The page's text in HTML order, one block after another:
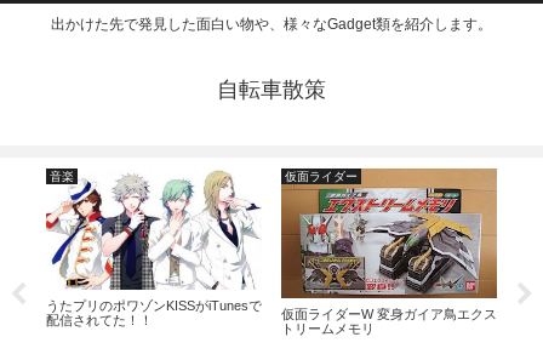
出かけた先で発見した面白い物や、様々なGadget類を紹介します。
自転車散策
音楽
うたプリのポワゾンKISSがiTunesで
配信されてた！！
仮面ライダー
仮面ライダーW 変身ガイア鳥エクス
トリームメモリ